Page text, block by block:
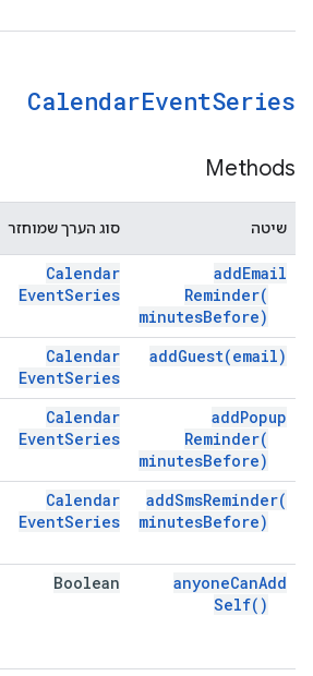
CalendarEventSeries
Methods
שיטה סוג הערך שמוחזר
addEmail
Reminder(
minutesBefore)
Calendar
EventSeries
addGuest(email)
Calendar
EventSeries
addPopup
Reminder(
minutesBefore)
Calendar
EventSeries
addSmsReminder(
minutesBefore)
Calendar
EventSeries
anyoneCanAdd
Self( )
Boolean